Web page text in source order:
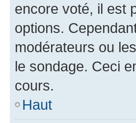
encore voté, il est
options.
modérateurs ou
le sondage. Ceci
cours.
Haut